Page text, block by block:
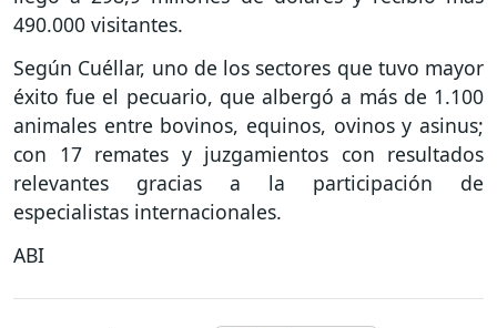
490.000 visitantes.
Según Cuéllar, uno de los sectores que tuvo mayor
éxito fue el pecuario, que albergó a más de 1.100
animales entre bovinos, equinos, ovinos y asinus;
con 17 remates y juzgamientos con resultados
relevantes gracias a la participación de
especialistas internacionales.
ABI